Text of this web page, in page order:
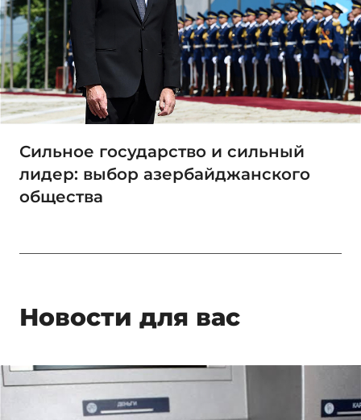
Сильное государство и сильный
лидер: выбор азербайджанского
общества
Новости для вас